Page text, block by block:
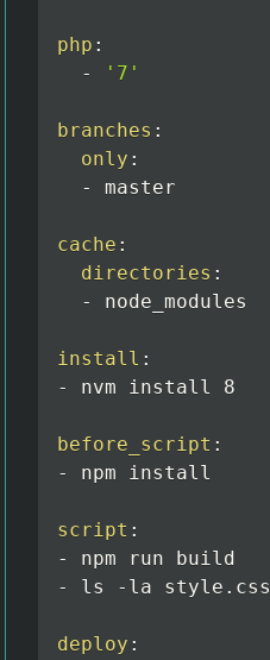
php :
-
'7'
branches :
only :
-
master
cache :
directories :
-
node_modules
install :
-
nvm install 8
before_script :
-
npm install
script :
-
-
ls - la style.css
deploy :